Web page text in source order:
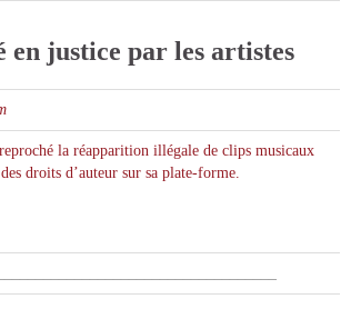
en justice par les artistes
la réapparition illégale de clips musicaux
droits d’auteur sur sa plate-forme.